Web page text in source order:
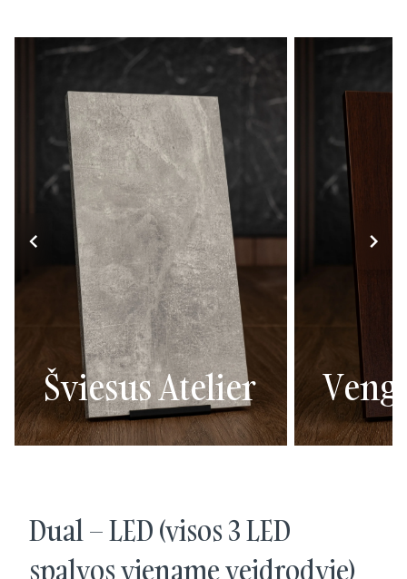
Šviesus Atelier
Dual – LED (visos 3 LED
spalvos viename veidrodyje)